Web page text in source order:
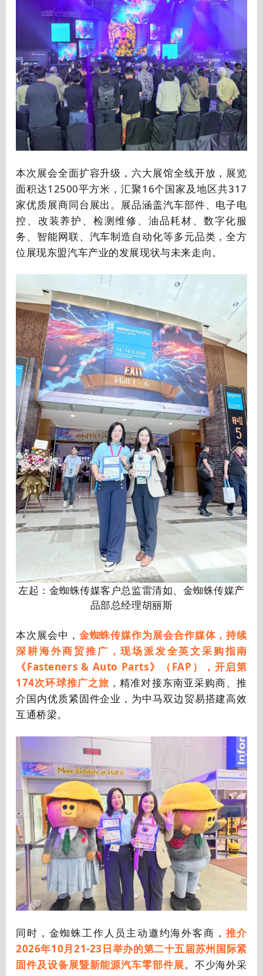
本次展会全面扩容升级，六大展馆全线开放，展览
面积达12500平方米，汇聚16个国家及地区共317
家优质展商同台展出。 展品涵盖汽车部件、电子电
控、改装养护、检测维修、油品耗材、数字化服
务、智能网联、汽车制造自动化等多元品类，全方
位展现东盟汽车产业的发展现状与未来走向。
左起：金蜘蛛传媒客户总监雷清如、金蜘蛛传媒产
品部总经理胡丽斯
本次展会中， 金蜘蛛传媒作为展会合作媒体，持续
深耕海外商贸推广，现场派发全英文采购指南
《Fasteners & Auto Parts》（FAP），开启第
174次环球推广之旅 ，精准对接东南亚采购商、推
介国内优质紧固件企业，为中马双边贸易搭建高效
互通桥梁。
同时，金蜘蛛工作人员主动邀约海外客商， 推介
2026年10月21-23日举办的第二十五届苏州国际紧
固件及设备展暨新能源汽车零部件展。不少海外采